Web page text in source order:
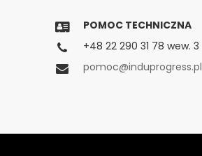
POMOC TECHNICZNA
+48 22 290 31 78 wew. 3
pomoc@induprogress.pl